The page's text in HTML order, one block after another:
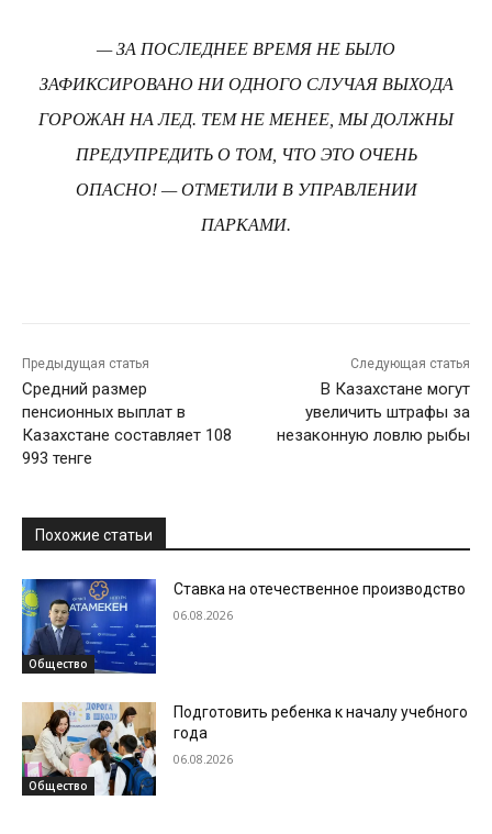
— ЗА ПОСЛЕДНЕЕ ВРЕМЯ НЕ БЫЛО
ЗАФИКСИРОВАНО НИ ОДНОГО СЛУЧАЯ ВЫХОДА
ГОРОЖАН НА ЛЕД. ТЕМ НЕ МЕНЕЕ, МЫ ДОЛЖНЫ
ПРЕДУПРЕДИТЬ О ТОМ, ЧТО ЭТО ОЧЕНЬ
ОПАСНО! — ОТМЕТИЛИ В УПРАВЛЕНИИ
ПАРКАМИ.
Предыдущая статья
Средний размер
пенсионных выплат в
Казахстане составляет 108
993 тенге
Следующая статья
В Казахстане могут
увеличить штрафы за
незаконную ловлю рыбы
Похожие статьи
Общество
Ставка на отечественное производство
06.08.2026
Общество
Подготовить ребенка к началу учебного
года
06.08.2026